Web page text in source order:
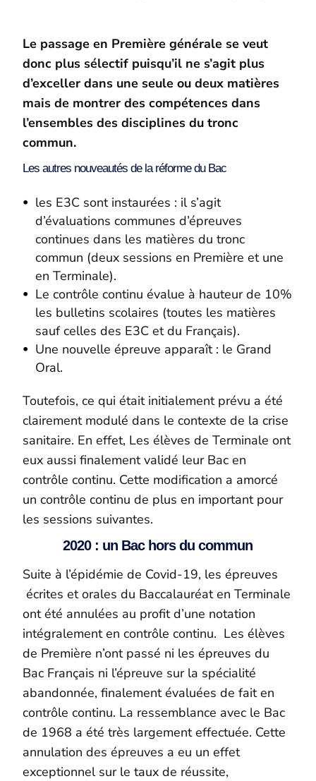
Le passage en Première générale se veut
donc plus sélectif puisqu’il ne s’agit plus
d’exceller dans une seule ou deux matières
mais de montrer des compétences dans
l’ensembles des disciplines du tronc
commun.
Les autres nouveautés de la réforme du Bac
les E3C sont instaurées : il s’agit
d’évaluations communes d’épreuves
continues dans les matières du tronc
commun (deux sessions en Première et une
en Terminale).
Le contrôle continu évalue à hauteur de 10%
les bulletins scolaires (toutes les matières
sauf celles des E3C et du Français).
Une nouvelle épreuve apparaît : le Grand
Oral.
Toutefois, ce qui était initialement prévu a été
clairement modulé dans le contexte de la crise
sanitaire. En effet, Les élèves de Terminale ont
eux aussi finalement validé leur Bac en
contrôle continu. Cette modification a amorcé
un contrôle continu de plus en important pour
les sessions suivantes.
2020 : un Bac hors du commun
Suite à l’épidémie de Covid-19, les épreuves
écrites et orales du Baccalauréat en Terminale
ont été annulées au profit d’une notation
intégralement en contrôle continu. Les élèves
de Première n’ont passé ni les épreuves du
Bac Français ni l’épreuve sur la spécialité
abandonnée, finalement évaluées de fait en
contrôle continu. La ressemblance avec le Bac
de 1968 a été très largement effectuée. Cette
annulation des épreuves a eu un effet
exceptionnel sur le taux de réussite,